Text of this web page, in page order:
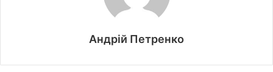
Андрій Петренко